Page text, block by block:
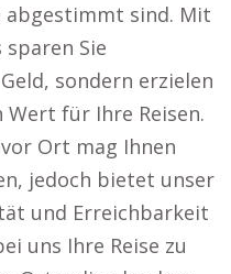
abgestimmt sind. Mit
Sie
sondern erzielen
für Ihre Reisen.
Ort mag Ihnen
jedoch bietet unser
und Erreichbarkeit
uns Ihre Reise zu